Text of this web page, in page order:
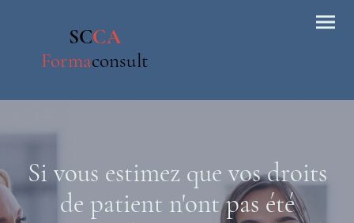
SCCA
Formaconsult
Si vous estimez que vos droits
de patient n'ont pas été